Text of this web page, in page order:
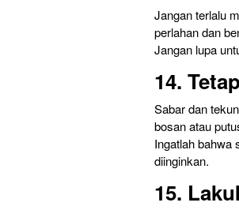
Jangan terlalu
perlahan dan
Jangan lupa
14.
Sabar dan
bosan atau
Ingatlah bahwa
diinginkan.
15.